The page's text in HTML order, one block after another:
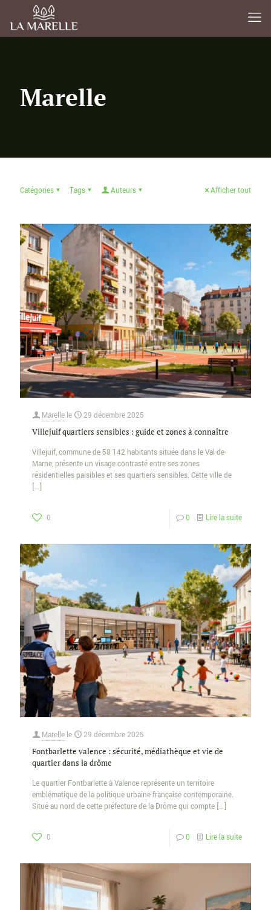
Marelle
Catégories Tags Auteurs Afficher tout
Marelle le 29 décembre 2025
Villejuif quartiers sensibles : guide et zones à connaître
Villejuif, commune de 58 142 habitants située dans le Val-de-
Marne, présente un visage contrasté entre ses zones
résidentielles paisibles et ses quartiers sensibles. Cette ville de
[…]
0 0 Lire la suite
Marelle le 29 décembre 2025
Fontbarlette valence : sécurité, médiathèque et vie de
quartier dans la drôme
Le quartier Fontbarlette à Valence représente un territoire
emblématique de la politique urbaine française contemporaine.
Situé au nord de cette préfecture de la Drôme qui compte […]
0 0 Lire la suite